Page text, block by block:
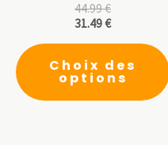
44.99€
31.49€
Choix des
options